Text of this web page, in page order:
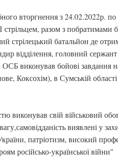
вторгнення з 24.02.2022р.
разом з побратимами
стрілецький батальйон де
відділення, головний
виконував бойові завдання
Коксохім), в Сумській
виконував свій військовий
виявлені у
патріотизм, високий
російсько-української війни"